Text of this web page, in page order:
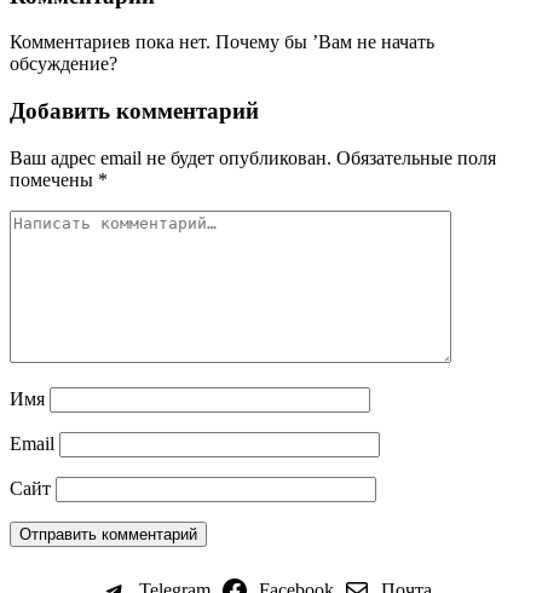
Комментариев пока нет. Почему бы ’Вам не начать
обсуждение?
Добавить комментарий
Ваш адрес email не будет опубликован. Обязательные поля
помечены *
Имя
Email
Сайт